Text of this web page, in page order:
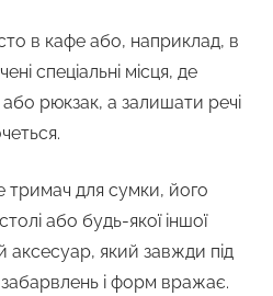
в кафе або, наприклад, в
спеціальні місця, де
рюкзак, а залишати речі
тримач для сумки, його
або будь-якої іншої
аксесуар, який завжди під
забарвлень і форм вражає.